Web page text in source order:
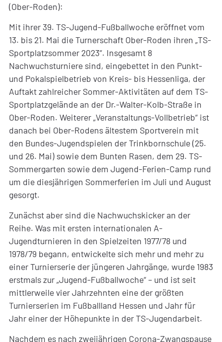
(Ober-Roden):
Mit ihrer 39. TS-Jugend-Fußballwoche eröffnet vom
13. bis 21. Mai die Turnerschaft Ober-Roden ihren „TS-
Sportplatzsommer 2023“. Insgesamt 8
Nachwuchsturniere sind, eingebettet in den Punkt-
und Pokalspielbetrieb von Kreis- bis Hessenliga, der
Auftakt zahlreicher Sommer-Aktivitäten auf dem TS-
Sportplatzgelände an der Dr.-Walter-Kolb-Straße in
Ober-Roden. Weiterer „Veranstaltungs-Vollbetrieb“ ist
danach bei Ober-Rodens ältestem Sportverein mit
den Bundes-Jugendspielen der Trinkbornschule (25.
und 26. Mai) sowie dem Bunten Rasen, dem 29. TS-
Sommergarten sowie dem Jugend-Ferien-Camp rund
um die diesjährigen Sommerferien im Juli und August
gesorgt.
Zunächst aber sind die Nachwuchskicker an der
Reihe. Was mit ersten internationalen A-
Jugendturnieren in den Spielzeiten 1977/78 und
1978/79 begann, entwickelte sich mehr und mehr zu
einer Turnierserie der jüngeren Jahrgänge, wurde 1983
erstmals zur „Jugend-Fußballwoche“ – und ist seit
mittlerweile vier Jahrzehnten eine der größten
Turnierserien im Fußballland Hessen und Jahr für
Jahr einer der Höhepunkte in der TS-Jugendarbeit.
Nachdem es nach zweijährigen Corona-Zwangspause